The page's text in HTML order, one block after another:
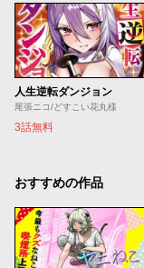
人生逆転ダンジョン
尾張ニコ/どすこい花丸様
3話無料
おすすめの作品